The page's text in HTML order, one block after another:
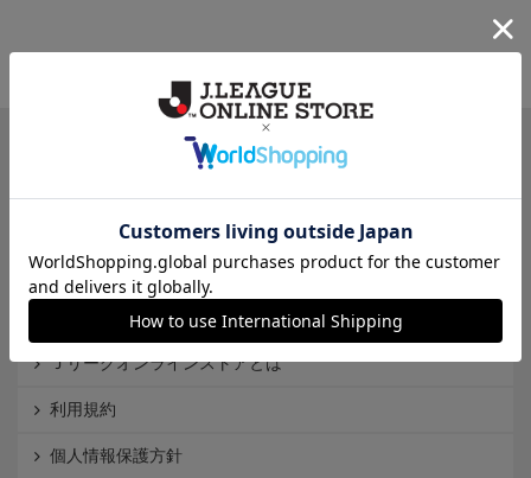
クラブから探す
Ｊ1 Ｊ2 Ｊ3
インフォメーション
Ｊリーグオンラインストアとは
利用規約
個人情報保護方針